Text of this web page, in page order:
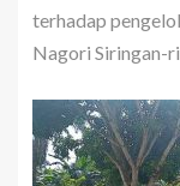
terhadap
Nagori Siringan-